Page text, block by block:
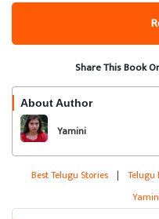
Share This Book
About Author
Yamini
Best Telugu Stories | Telugu